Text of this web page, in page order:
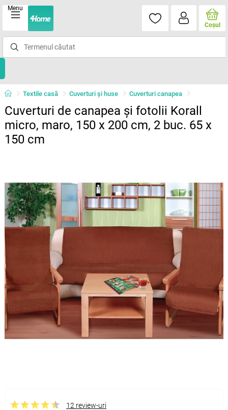
Menu
Coşul
Textile casă Cuverturi și huse Cuverturi canapea
Cuverturi de canapea şi fotolii Korall
micro, maro, 150 x 200 cm, 2 buc. 65 x
150 cm
12 review-uri